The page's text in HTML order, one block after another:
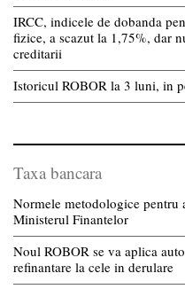
IRCC, indicele de dobanda
fizice, a scazut la 1,75%, dar
creditarii
Istoricul ROBOR la 3 luni, in
Taxa bancara
Normele metodologice pentru
Ministerul Finantelor
Noul ROBOR se va aplica
refinantare la cele in derulare